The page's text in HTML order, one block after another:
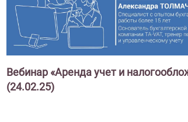
Вебинар «Аренда учет и
(24.02.25)